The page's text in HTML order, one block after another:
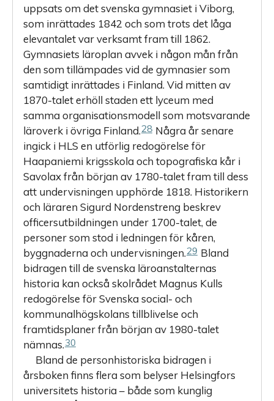
uppsats om det svenska gymnasiet i Viborg,
som inrättades 1842 och som trots det låga
elevantalet var verksamt fram till 1862.
Gymnasiets läroplan avvek i någon mån från
den som tillämpades vid de gymnasier som
samtidigt inrättades i Finland. Vid mitten av
1870-talet erhöll staden ett lyceum med
samma organisationsmodell som motsvarande
läroverk i övriga Finland.28 Några år senare
ingick i HLS en utförlig redogörelse för
Haapaniemi krigsskola och topografiska kår i
Savolax från början av 1780-talet fram till dess
att undervisningen upphörde 1818. Historikern
och läraren Sigurd Nordenstreng beskrev
officersutbildningen under 1700-talet, de
personer som stod i ledningen för kåren,
byggnaderna och undervisningen.29 Bland
bidragen till de svenska läroanstalternas
historia kan också skolrådet Magnus Kulls
redogörelse för Svenska social- och
kommunalhögskolans tillblivelse och
framtidsplaner från början av 1980-talet
nämnas.30
Bland de personhistoriska bidragen i
årsboken finns flera som belyser Helsingfors
universitets historia – både som kunglig